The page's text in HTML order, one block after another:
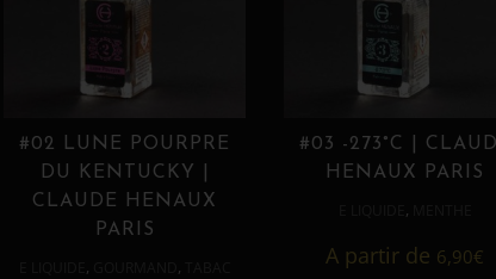
#02 LUNE POURPRE
DU KENTUCKY |
CLAUDE HENAUX
PARIS
, ,
#03 -273°C |
HENAUX PARIS
,
A partir de 6,90€